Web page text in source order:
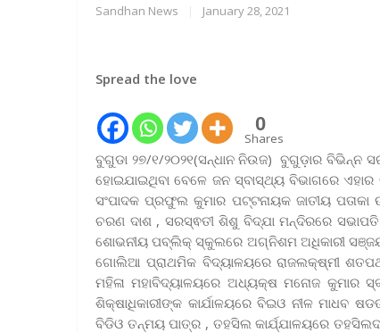
Sandhan News January 28, 2021
Spread the love
0
Shares
ବୁଗୁଡା ୨୭/୧/୨୦୨୧(ସନ୍ଧାନ ନିଉଜ) ବୁଗୁଡ଼ାର ବିଭିନ୍ନ
ହୋଇଯାଇଥିବା ବେଳେ ଜନ ସ୍ବାସ୍ଥ୍ୟ ବିଭାଗରେ
ସଂପାଦକ ପ୍ରଫୁଲ କୁମାର ପଟ୍ଟନାୟକ ଜାତୀୟ
ଚରଣ ଦାଶ , ସରସ୍ଵତୀ ଶିଶୁ ବିଦ୍ଯା ମନ୍ଦିରରେ
ଶୋଭନୀୟ ପବ୍ଲିକ୍ ସ୍କୁଲରେ ଅଗ୍ନିଶମ ଅଧିକାରୀ
ଗୋଲିଆ ପ୍ରାଥମିକ ବିଦ୍ୟାଳୟରେ ରାଜଲକ୍ଷ୍ମୀ
ମହିଳା ମହାବିଦ୍ୟାଳୟରେ ଅଧ୍ୟକ୍ଷ ମନୋଜ କୁମାର
ଶିକ୍ଷାଧିକାରୀଙ୍କ କାର୍ଯାଳୟରେ ବିଇଓ ନୀଳ
ବିଡିଓ ତନ୍ମୟ ପାତ୍ର , ତହସିଲ କାର୍ଯ୍ଯାଳୟରେ